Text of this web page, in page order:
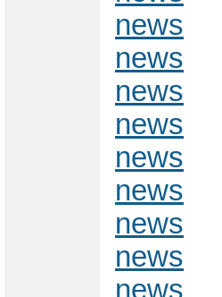
news
news
news
news
news
news
news
news
news